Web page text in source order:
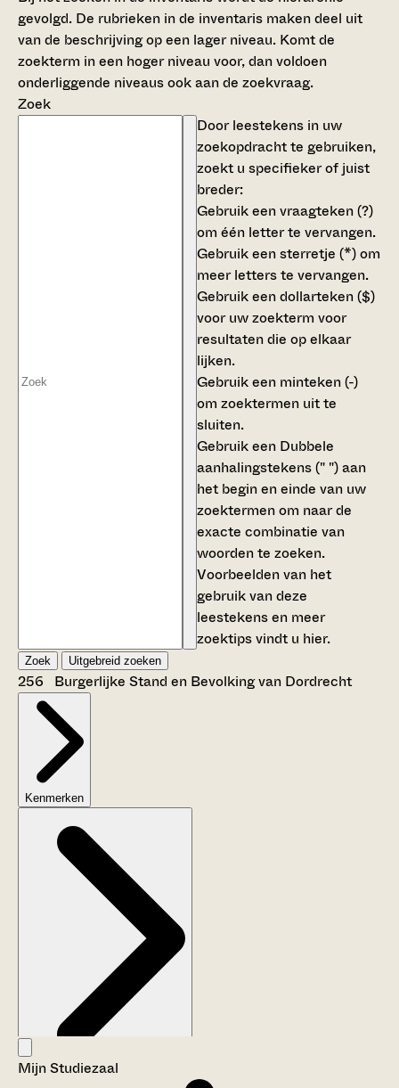
gevolgd. De rubrieken in de inventaris maken deel uit
van de beschrijving op een lager niveau. Komt de
zoekterm in een hoger niveau voor, dan voldoen
onderliggende niveaus ook aan de zoekvraag.
Zoek
Door leestekens in uw
zoekopdracht te gebruiken,
zoekt u specifieker of juist
breder:
Gebruik eenvraagteken (?)
om één letter te vervangen.
Gebruik eensterretje (*)om
meer letters te vervangen.
Gebruik eendollarteken ($)
voor uw zoekterm voor
resultaten die op elkaar
lijken.
Gebruik een minteken (-)
om zoektermen uit te
sluiten.
Gebruik een Dubbele
aanhalingstekens (" ")aan
het begin en einde van uw
zoektermen om naar de
exacte combinatie van
woorden te zoeken.
Voorbeelden van het
gebruik van deze
leestekens en meer
zoektips vindt u hier.
Zoek Uitgebreid zoeken
256 Burgerlijke Stand en Bevolking van Dordrecht
Kenmerken
Aanwijzingen voor de gebruiker
Mijn Studiezaal